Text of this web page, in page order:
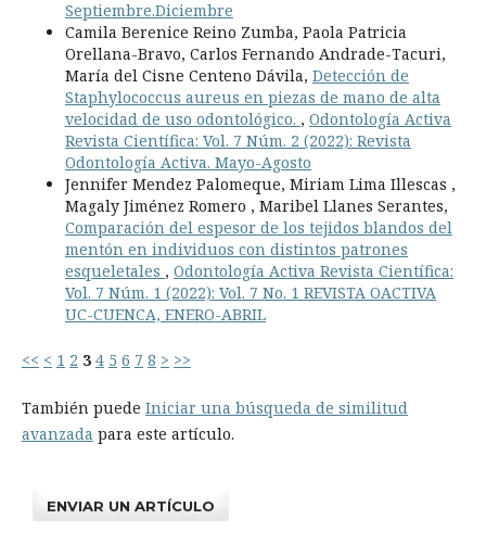
Septiembre.Diciembre
Camila Berenice Reino Zumba, Paola Patricia
Orellana-Bravo, Carlos Fernando Andrade-Tacuri,
María del Cisne Centeno Dávila, Detección de
Staphylococcus aureus en piezas de mano de alta
velocidad de uso odontológico. , Odontología Activa
Revista Científica: Vol. 7 Núm. 2 (2022): Revista
Odontología Activa. Mayo-Agosto
Jennifer Mendez Palomeque, Miriam Lima Illescas ,
Magaly Jiménez Romero , Maribel Llanes Serantes,
Comparación del espesor de los tejidos blandos del
mentón en individuos con distintos patrones
esqueletales , Odontología Activa Revista Científica:
Vol. 7 Núm. 1 (2022): Vol. 7 No. 1 REVISTA OACTIVA
UC-CUENCA, ENERO-ABRIL
<< < 1 2 3 4 5 6 7 8 > >>
También puede Iniciar una búsqueda de similitud
avanzada para este artículo.
ENVIAR UN ARTÍCULO